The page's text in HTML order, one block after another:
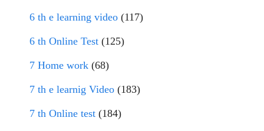
6 th e learning video (117)
6 th Online Test (125)
7 Home work (68)
7 th e learnig Video (183)
7 th Online test (184)